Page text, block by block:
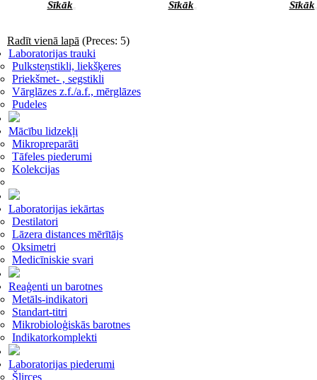
Sīkāk Sīkāk Sīkāk
Radīt vienā lapā (Preces: 5)
Laboratorijas trauki
Pulksteņstikli, liekšķeres
Priekšmet- , segstikli
Vārglāzes z.f./a.f., mērglāzes
Pudeles
Mācību lidzekļi
Mikropreparāti
Tāfeles piederumi
Kolekcijas
Laboratorijas iekārtas
Destilatori
Lāzera distances mērītājs
Oksimetri
Medicīniskie svari
Reaģenti un barotnes
Metāls-indikatori
Standart-titri
Mikrobioloģiskās barotnes
Indikatorkomplekti
Laboratorijas piederumi
Šļirces